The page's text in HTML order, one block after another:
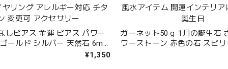
しピアス 金運 ピアス パワー
ールド シルバー 天然石 6mm
ーツ ガーデンクォーツ 針水
¥1,350
ガーネット50ｇ 1月の誕生石
ワーストーン 赤色の石 スピ